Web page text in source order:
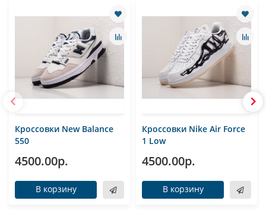
Кроссовки New Balance
550
4500.00р.
В корзину
Кроссовки Nike Air Force
1 Low
4500.00р.
В корзину